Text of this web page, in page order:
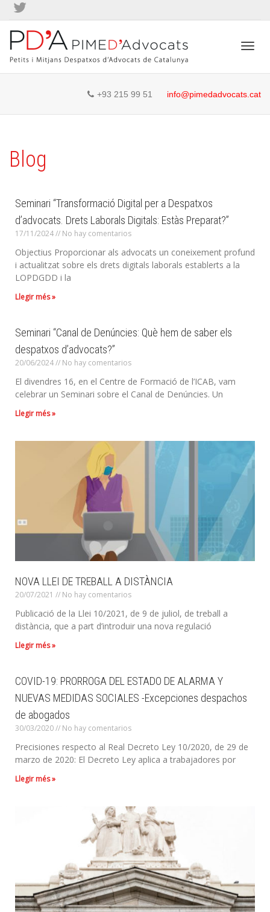
+93 215 99 51 info@pimedadvocats.cat
Blog
Seminari “Transformació Digital per a Despatxos
d’advocats. Drets Laborals Digitals: Estàs Preparat?”
17/11/2024 No hay comentarios
Objectius Proporcionar als advocats un coneixement profund
i actualitzat sobre els drets digitals laborals establerts a la
LOPDGDD i la
Llegir més »
Seminari “Canal de Denúncies: Què hem de saber els
despatxos d’advocats?”
20/06/2024 No hay comentarios
El divendres 16, en el Centre de Formació de l’ICAB, vam
celebrar un Seminari sobre el Canal de Denúncies. Un
Llegir més »
NOVA LLEI DE TREBALL A DISTÀNCIA
20/07/2021 No hay comentarios
Publicació de la Llei 10/2021, de 9 de juliol, de treball a
distància, que a part d’introduir una nova regulació
Llegir més »
COVID-19: PRORROGA DEL ESTADO DE ALARMA Y
NUEVAS MEDIDAS SOCIALES -Excepciones despachos
de abogados
30/03/2020 No hay comentarios
Precisiones respecto al Real Decreto Ley 10/2020, de 29 de
marzo de 2020: El Decreto Ley aplica a trabajadores por
Llegir més »